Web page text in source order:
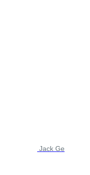
Jack Ge